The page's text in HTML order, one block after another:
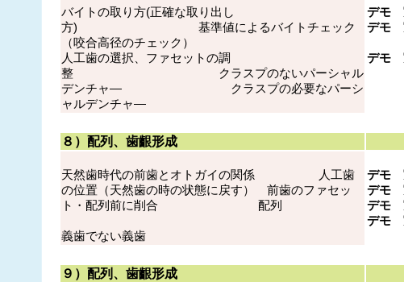
バイトの取り方(正確な取り出し
方) 基準値によるバイトチェック
（咬合高径のチェック）
人工歯の選択、ファセットの調
整 クラスプのないパーシャル
デンチャ― クラスプの必要なパーシ
ャルデンチャ―
デモ
デモ
デモ
８）配列、歯齦形成
天然歯時代の前歯とオトガイの関係 人工歯
の位置（天然歯の時の状態に戻す） 前歯のファセッ
ト・配列前に削合 配列
義歯でない義歯
デモ
デモ
デモ
デモ
９）配列、歯齦形成